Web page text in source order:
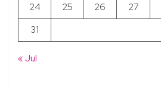
24
25 26 27
31
« Jul